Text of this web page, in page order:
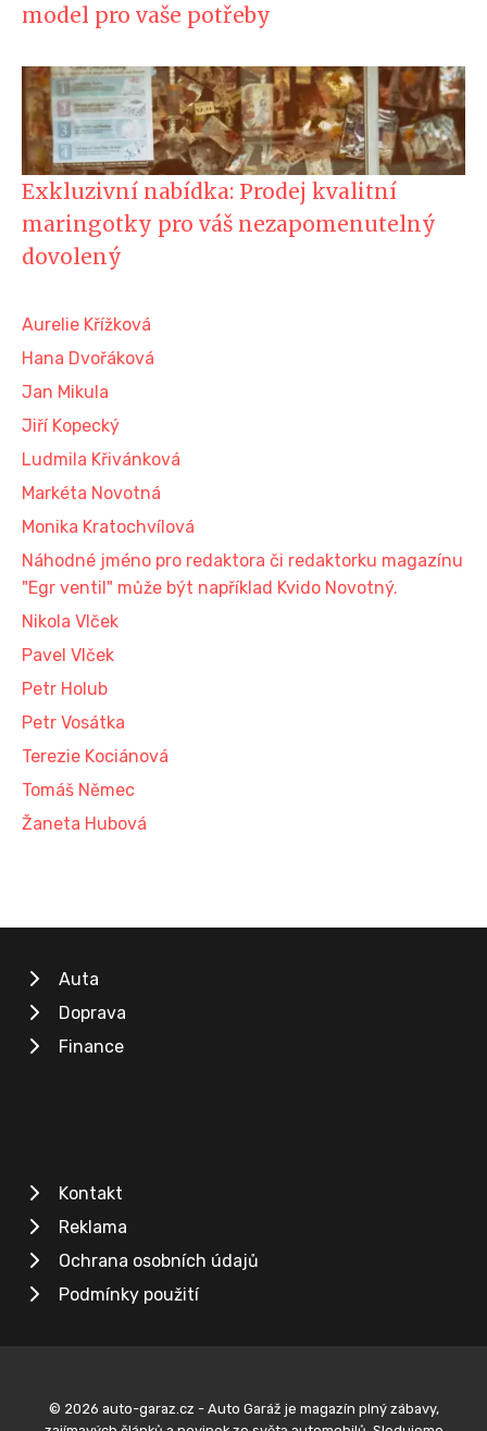
model pro vaše potřeby
Exkluzivní nabídka: Prodej kvalitní
maringotky pro váš nezapomenutelný
dovolený
Aurelie Křížková
Hana Dvořáková
Jan Mikula
Jiří Kopecký
Ludmila Křivánková
Markéta Novotná
Monika Kratochvílová
Náhodné jméno pro redaktora či redaktorku magazínu
"Egr ventil" může být například Kvido Novotný.
Nikola Vlček
Pavel Vlček
Petr Holub
Petr Vosátka
Terezie Kociánová
Tomáš Němec
Žaneta Hubová
Auta
Doprava
Finance
Kontakt
Reklama
Ochrana osobních údajů
Podmínky použití
© 2026 auto-garaz.cz - Auto Garáž je magazín plný zábavy,